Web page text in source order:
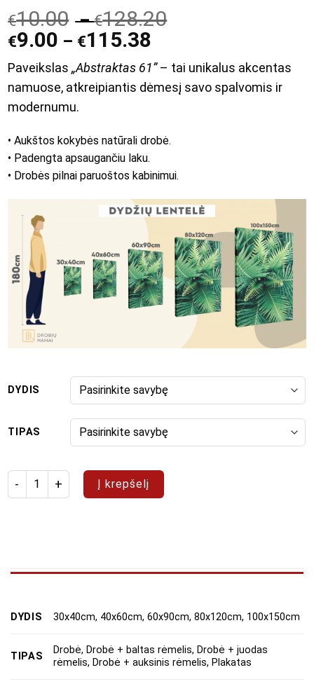
€10.00 –€128.20
€9.00 – €115.38
Paveikslas„Abstraktas 61”– tai unikalus akcentas
namuose, atkreipiantis dėmesį savo spalvomis ir
modernumu.
• Aukštos kokybės natūrali drobė.
• Padengta apsaugančiu laku.
• Drobės pilnai paruoštos kabinimui.
DYDIS
TIPAS
produkto kiekis: Paveikslas "Abstraktas 61"
Į krepšelį
DYDIS 30x40cm, 40x60cm, 60x90cm, 80x120cm, 100x150cm
TIPAS
Drobė, Drobė + baltas rėmelis, Drobė + juodas
rėmelis, Drobė + auksinis rėmelis, Plakatas